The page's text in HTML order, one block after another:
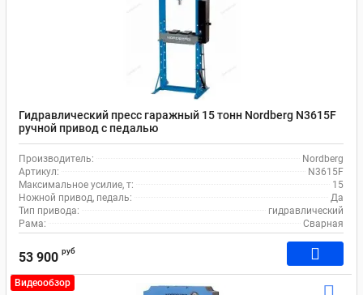
Гидравлический пресс гаражный 15 тонн Nordberg N3615F
ручной привод с педалью
Производитель:
Nordberg
Артикул:
N3615F
Максимальное усилие, т:
15
Ножной привод, педаль:
Да
Тип привода:
гидравлический
Рама:
Сварная
53 900 руб
Видеообзор